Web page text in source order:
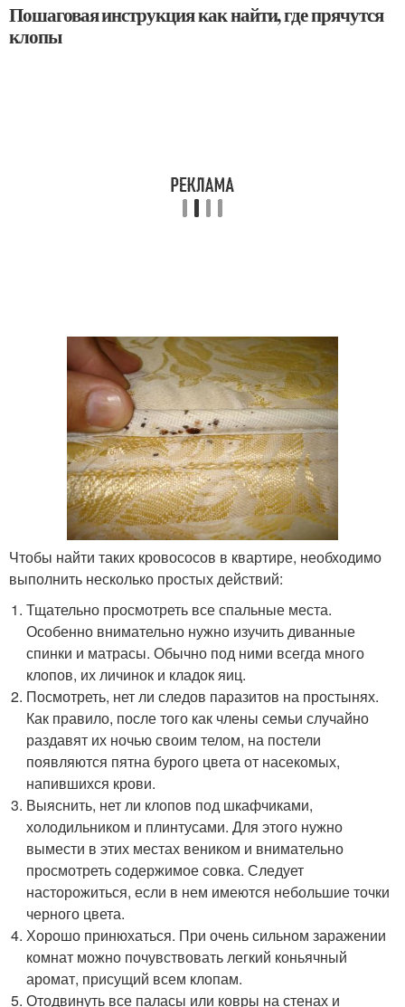
Пошаговая инструкция как найти, где прячутся
клопы
Чтобы найти таких кровососов в квартире, необходимо
выполнить несколько простых действий:
Тщательно просмотреть все спальные места.
Особенно внимательно нужно изучить диванные
спинки и матрасы. Обычно под ними всегда много
клопов, их личинок и кладок яиц.
Посмотреть, нет ли следов паразитов на простынях.
Как правило, после того как члены семьи случайно
раздавят их ночью своим телом, на постели
появляются пятна бурого цвета от насекомых,
напившихся крови.
Выяснить, нет ли клопов под шкафчиками,
холодильником и плинтусами. Для этого нужно
вымести в этих местах веником и внимательно
просмотреть содержимое совка. Следует
насторожиться, если в нем имеются небольшие точки
черного цвета.
Хорошо принюхаться. При очень сильном заражении
комнат можно почувствовать легкий коньячный
аромат, присущий всем клопам.
Отодвинуть все паласы или ковры на стенах и